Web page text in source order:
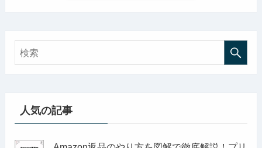
人気の記事